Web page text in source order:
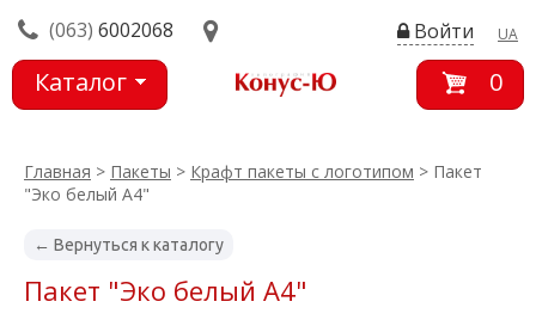
(063) 6002068 UA
Войти
Каталог
0
Главная > Пакеты > Крафт пакеты с логотипом > Пакет
"Эко белый А4"
← Вернуться к каталогу
Пакет "Эко белый А4"